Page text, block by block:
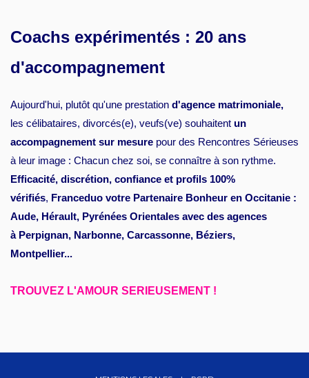
Coachs expérimentés : 20 ans
d'accompagnement
Aujourd'hui, plutôt qu'une prestation d'agence matrimoniale,
les célibataires, divorcés(e), veufs(ve) souhaitent un
accompagnement sur mesure pour des Rencontres Sérieuses
à leur image : Chacun chez soi, se connaître à son rythme.
Efficacité, discrétion, confiance et profils 100%
vérifiés, Franceduo votre Partenaire Bonheur en Occitanie :
Aude, Hérault, Pyrénées Orientales avec des agences
à Perpignan, Narbonne, Carcassonne, Béziers,
Montpellier...
TROUVEZ L'AMOUR SERIEUSEMENT !